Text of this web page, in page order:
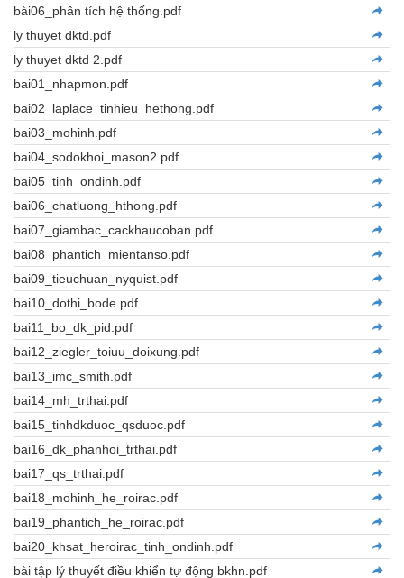
bài06_phân tích hệ thống.pdf
ly thuyet dktd.pdf
ly thuyet dktd 2.pdf
bai01_nhapmon.pdf
bai02_laplace_tinhieu_hethong.pdf
bai03_mohinh.pdf
bai04_sodokhoi_mason2.pdf
bai05_tinh_ondinh.pdf
bai06_chatluong_hthong.pdf
bai07_giambac_cackhaucoban.pdf
bai08_phantich_mientanso.pdf
bai09_tieuchuan_nyquist.pdf
bai10_dothi_bode.pdf
bai11_bo_dk_pid.pdf
bai12_ziegler_toiuu_doixung.pdf
bai13_imc_smith.pdf
bai14_mh_trthai.pdf
bai15_tinhdkduoc_qsduoc.pdf
bai16_dk_phanhoi_trthai.pdf
bai17_qs_trthai.pdf
bai18_mohinh_he_roirac.pdf
bai19_phantich_he_roirac.pdf
bai20_khsat_heroirac_tinh_ondinh.pdf
bài tập lý thuyết điều khiển tự động bkhn.pdf